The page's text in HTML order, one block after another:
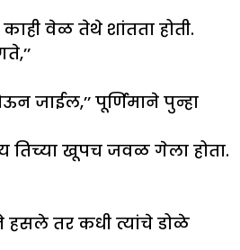
वेळ तेथे शांतता होती.
जाईल,’’ पूर्णिमाने पुन्हा
तिच्या खूपच जवळ गेला होता.
तर कधी त्यांचे डोळे